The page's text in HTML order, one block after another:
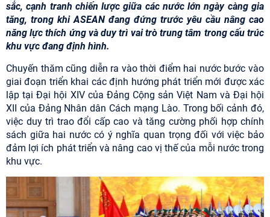
sắc, cạnh tranh chiến lược giữa các nước lớn ngày càng gia
tăng, trong khi ASEAN đang đứng trước yêu cầu nâng cao
năng lực thích ứng và duy trì vai trò trung tâm trong cấu trúc
khu vực đang định hình.
Chuyến thăm cũng diễn ra vào thời điểm hai nước bước vào
giai đoạn triển khai các định hướng phát triển mới được xác
lập tại Đại hội XIV của Đảng Cộng sản Việt Nam và Đại hội
XII của Đảng Nhân dân Cách mạng Lào. Trong bối cảnh đó,
việc duy trì trao đổi cấp cao và tăng cường phối hợp chính
sách giữa hai nước có ý nghĩa quan trọng đối với việc bảo
đảm lợi ích phát triển và nâng cao vị thế của mỗi nước trong
khu vực.